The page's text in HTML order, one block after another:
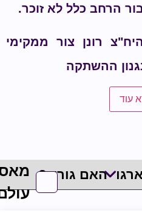
הרחב כלל לא זוכר.
רונן צור ממקימי
ההשתקה
מאסר
עולם